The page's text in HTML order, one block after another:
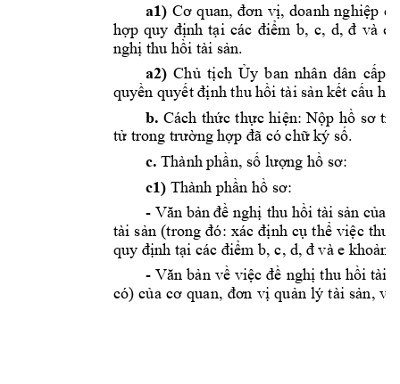
a1) Cơ quan, đơn vị, doanh nghiệp
hợp quy định tại các điểm b, c, d, đ và e
nghị thu hồi tài sản.
a2) Chủ tịch Ủy ban nhân dân cấp
quyền quyết định thu hồi tài sản kết cấu hạ
b. Cách thức thực hiện: Nộp hồ sơ
tử trong trường hợp đã có chữ ký số.
c. Thành phần, số lượng hồ sơ:
c1) Thành phần hồ sơ:
- Văn bản đề nghị thu hồi tài sản của
tài sản (trong đó: xác định cụ thể việc thu
quy định tại các điểm b, c, d, đ và e khoản
- Văn bản về việc đề nghị thu hồi tài
có) của cơ quan, đơn vị quản lý tài sản,